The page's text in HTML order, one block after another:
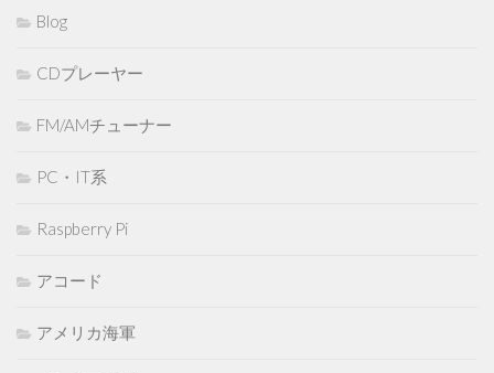
Blog
CDプレーヤー
FM/AMチューナー
PC・IT系
Raspberry Pi
アコード
アメリカ海軍